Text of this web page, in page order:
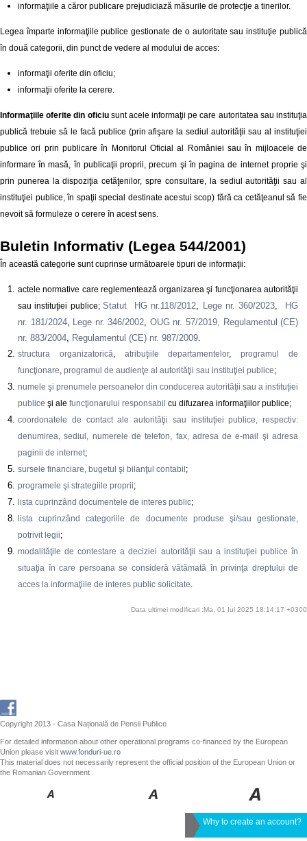
informaţiile a căror publicare prejudiciază măsurile de protecţie a tinerilor.
Legea împarte informaţiile publice gestionate de o autoritate sau instituţie publică
în două categorii, din punct de vedere al modului de acces:
informaţii oferite din oficiu;
informaţii oferite la cerere.
Informaţiile oferite din oficiusunt acele informaţii pe care autoritatea sau instituţia
publică trebuie să le facă publice (prin afişare la sediul autorităţii sau al instituţiei
publice ori prin publicare în Monitorul Oficial al României sau în mijloacele de
informare în masă, în publicaţii proprii, precum şi în pagina de internet proprie şi
prin punerea la dispoziţia cetăţenilor, spre consultare, la sediul autorităţii sau al
instituţiei publice, în spaţii special destinate acestui scop) fără ca cetăţeanul să fie
nevoit să formuleze o cerere în acest sens.
Buletin Informativ (Legea 544/2001)
În această categorie sunt cuprinse următoarele tipuri de informaţii:
actele normative care reglementează organizarea şi funcţionarea autorităţii
sau instituţiei publice;Statut HG nr.118/2012 Lege nr. 360/2023
HG
nr. 181/2024, Lege nr. 346/2002 OUG nr. 57/2019,
Regulamentul (CE)
nr. 883/2004
Regulamentul (CE) nr. 987/2009
structura organizatorică, atribuţiile departamentelor,programul de
funcţionare, programul de audienţe al autorităţii sau instituţiei publice;
numele şi prenumele persoanelor din conducerea autorităţii sau a instituţiei
publice şi ale funcţionarului responsabil cu difuzarea informaţiilor publice;
coordonatele de contact ale autorităţii sau instituţiei publice, respectiv:
denumirea, sediul, numerele de telefon, fax, adresa de e-mail şi adresa
paginii de internet;
sursele financiare, bugetul şi bilanţul contabil;
programele şi strategiile proprii;
lista cuprinzând documentele de interes public;
lista cuprinzând categoriile de documente produse şi/sau gestionate,
potrivit legii;
modalităţile de contestare a deciziei autorităţii sau a instituţiei publice în
situaţia în care persoana se consideră vătămată în privinţa dreptului de
acces la informaţiile de interes public solicitate.
Data ultimei modificari :Ma, 01 Iul 2025 18:14:17 +0300
Copyright 2013 - Casa Națională de Pensii Publice
For detailed information about other operational programs co-financed by the European
Union please visit www.fonduri-ue.ro
This material does not necessarily represent the official position of the European Union or
the Romanian Government
Why to create an account?